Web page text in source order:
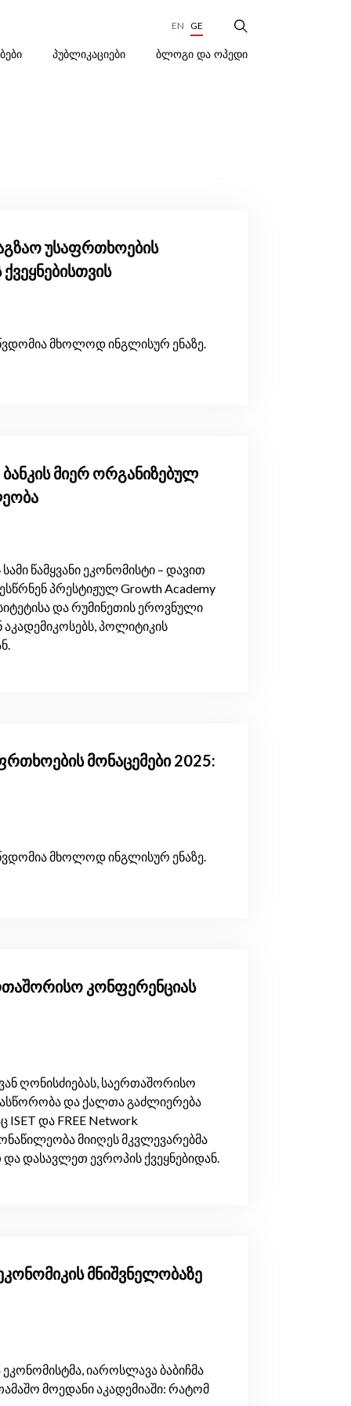
EN GE
ᲞᲣᲑᲚᲘᲙᲐᲪᲘᲔᲑᲘ ᲑᲚᲝᲒᲘ ᲓᲐ ᲝᲞᲔᲓᲘ
უსაფრთხოების
მხოლოდ ინგლისურ ენაზე.
მიერ ორგანიზებულ
წამყვანი ეკონომისტი – დავით
პრესტიჟულ Growth Academy
და რუმინეთის ეროვნული
აკადემიკოსებს, პოლიტიკის
მონაცემები 2025:
მხოლოდ ინგლისურ ენაზე.
კონფერენციას
ღონისძიებას, საერთაშორისო
და ქალთა გაძლიერება
და FREE Network
მიიღეს მკვლევარებმა
დასავლეთ ევროპის ქვეყნებიდან.
მნიშვნელობაზე
ეკონომისტმა, იაროსლავა ბაბიჩმა
მოედანი აკადემიაში: რატომ